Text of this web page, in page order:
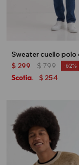
$ 299 $799 62
$ 254